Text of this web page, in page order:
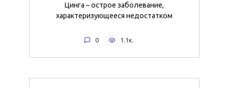
Цинга – острое заболевание,
характеризующееся недостатком
0 1.1к.